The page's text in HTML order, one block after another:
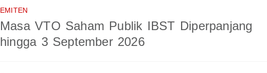
EMITEN
Masa VTO Saham Publik IBST Diperpanjang
hingga 3 September 2026